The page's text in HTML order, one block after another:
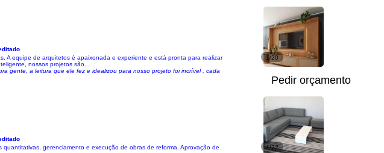
A equipe de arquitetos é apaixonada e experiente e está pronta para realizar
nossos projetos são...
gente, a leitura que ele fez e idealizou para nosso projeto foi incrível , cada
1/20
Pedir orçamento
gerenciamento e execução de obras de reforma. Aprovação de
1/22